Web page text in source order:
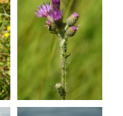
Cirsium
palustre